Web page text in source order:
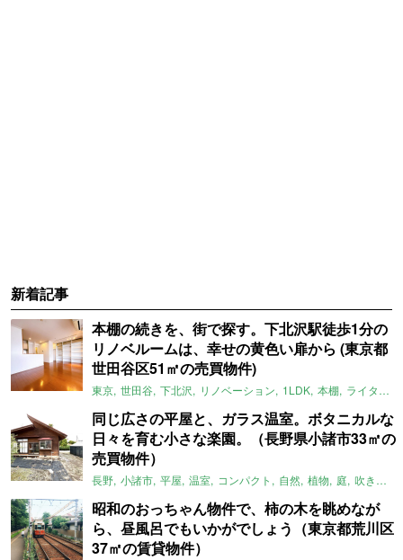
新着記事
本棚の続きを、街で探す。下北沢駅徒歩1分の
リノベルームは、幸せの黄色い扉から (東京都
世田谷区51㎡の売買物件)
東京 世田谷 下北沢 リノベーション 1LDK 本棚 ライター：ほしりょうこ
同じ広さの平屋と、ガラス温室。ボタニカルな
日々を育む小さな楽園。（長野県小諸市33㎡の
売買物件）
長野 小諸市 平屋 温室 コンパクト 自然 植物 庭 吹き抜け
昭和のおっちゃん物件で、柿の木を眺めなが
ら、昼風呂でもいかがでしょう（東京都荒川区
37㎡の賃貸物件）